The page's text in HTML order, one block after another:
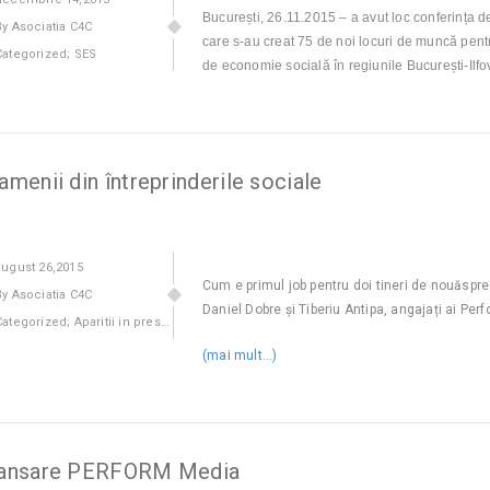
Asociatia C4C
SES
București, 26.11.2015 – a avut loc conferința
care s-au creat 75 de noi locuri de muncă
de economie socială în regiunile București-
din întreprinderile sociale
26,2015
Asociatia C4C
Aparitii in presa ,
Cum e primul job pentru doi tineri de
Daniel Dobre și Tiberiu Antipa, angajați ai
(mai mult…)
PERFORM Media